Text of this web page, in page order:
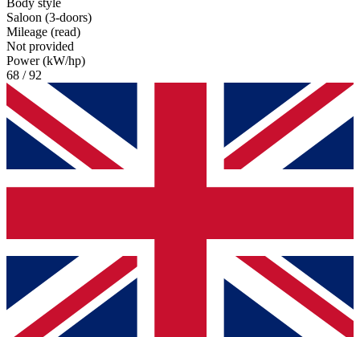
Saloon (3-doors)
Mileage (read)
Not provided
Power (kW/hp)
68 / 92